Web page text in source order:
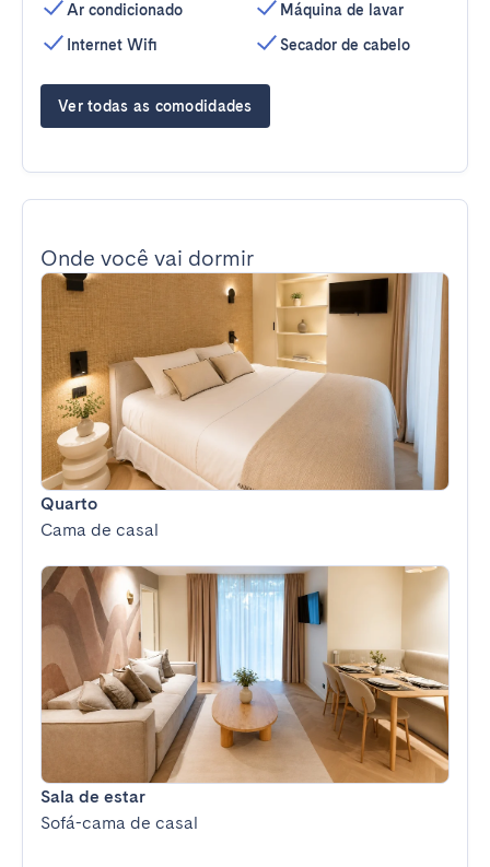
Ar condicionado
Internet Wifi
Máquina de lavar
Secador de cabelo
Ver todas as comodidades
Onde você vai dormir
Quarto
Cama de casal
Sala de estar
Sofá-cama de casal